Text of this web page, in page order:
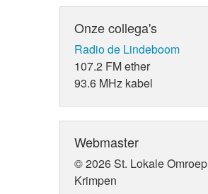
Onze collega's
Radio de Lindeboom
107.2 FM ether
93.6 MHz kabel
Webmaster
© 2026 St. Lokale Omroep
Krimpen